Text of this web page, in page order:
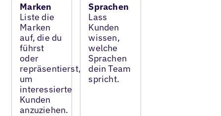
Marken
Liste die
Marken
auf, die du
führst
oder
repräsentierst,
um
interessierte
Kunden
anzuziehen.
Sprachen
Lass
Kunden
wissen,
welche
Sprachen
dein Team
spricht.